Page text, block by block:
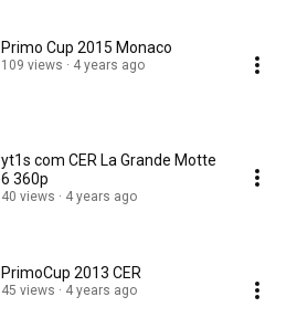
Primo Cup 2015 Monaco
109 views 4 years ago
yt1s com CER La Grande Motte
6 360p
40 views 4 years ago
PrimoCup 2013 CER
45 views 4 years ago